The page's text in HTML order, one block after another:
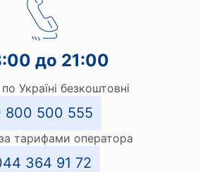
до 21:00
Україні безкоштовні
800 500 555
тарифами оператора
364 91 72